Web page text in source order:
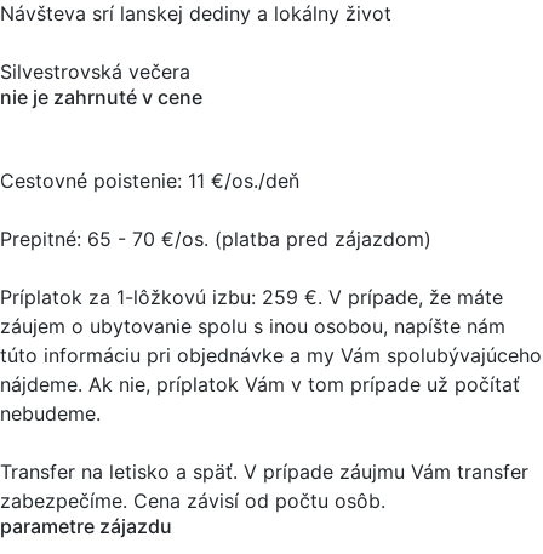
Návšteva srí lanskej dediny a lokálny život
Silvestrovská večera
nie je zahrnuté v cene
Cestovné poistenie: 11 €/os./deň
Prepitné: 65 - 70 €/os. (platba pred zájazdom)
Príplatok za 1-lôžkovú izbu: 259 €. V prípade, že máte
záujem o ubytovanie spolu s inou osobou, napíšte nám
túto informáciu pri objednávke a my Vám spolubývajúceho
nájdeme. Ak nie, príplatok Vám v tom prípade už počítať
nebudeme.
Transfer na letisko a späť. V prípade záujmu Vám transfer
zabezpečíme. Cena závisí od počtu osôb.
parametre zájazdu